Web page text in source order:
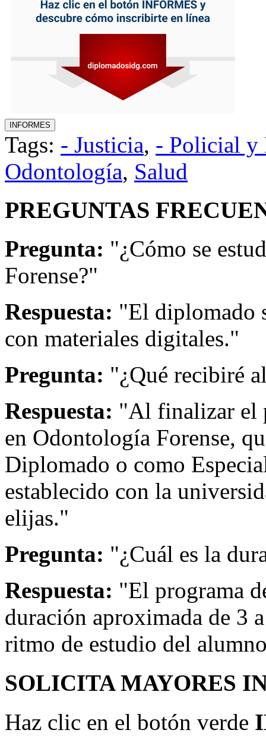
Tags: - Justicia, - Policial
Odontología, Salud
PREGUNTAS
Pregunta: "¿Cómo se
Forense?"
Respuesta: "El diplomado
con materiales digitales."
Pregunta: "¿Qué recibiré
Respuesta: "Al finalizar el
en Odontología Forense,
Diplomado o como
establecido con la
elijas."
Pregunta: "¿Cuál es la
Respuesta: "El programa
duración aproximada de 3
ritmo de estudio del
SOLICITA MAYORES
Haz clic en el botón verde